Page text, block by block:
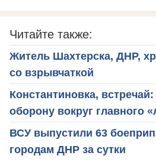
Читайте также:
Житель Шахтерска, ДНР,
со взрывчаткой
Константиновка,
оборону вокруг главного
ВСУ выпустили 63
городам ДНР за сутки